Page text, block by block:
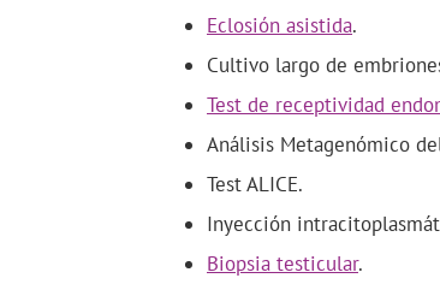
Eclosión asistida.
Cultivo largo de
Test de receptividad
Análisis Metagenómico
Test ALICE.
Inyección
Biopsia testicular.